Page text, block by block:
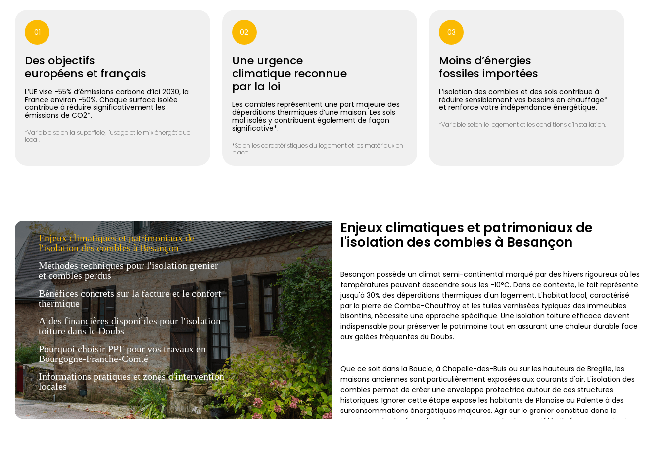
01
Des objectifs
européens et français
L’UE vise -55% d’émissions carbone d’ici 2030, la
France environ -50%. Chaque surface isolée
contribue à réduire significativement les
émissions de CO2*.
*Variable selon la superficie, l’usage et le mix énergétique
local.
02
Une urgence
climatique reconnue
par la loi
Les combles représentent une part majeure des
déperditions thermiques d’une maison. Les sols
mal isolés y contribuent également de façon
significative*.
*Selon les caractéristiques du logement et les matériaux en
place.
03
Moins d’énergies
fossiles importées
L’isolation des combles et des sols contribue à
réduire sensiblement vos besoins en chauffage*
et renforce votre indépendance énergétique.
*Variable selon le logement et les conditions d’installation.
Enjeux climatiques et patrimoniaux de
l'isolation des combles à Besançon
Méthodes techniques pour l'isolation grenier
et combles perdus
Bénéfices concrets sur la facture et le confort
thermique
Aides financières disponibles pour l'isolation
toiture dans le Doubs
Pourquoi choisir PPF pour vos travaux en
Bourgogne-Franche-Comté
Informations pratiques et zones d'intervention
locales
Enjeux climatiques et patrimoniaux de
l'isolation des combles à Besançon
Besançon possède un climat semi-continental marqué par des hivers rigoureux où les
températures peuvent descendre sous les -10°C. Dans ce contexte, le toit représente
jusqu'à 30% des déperditions thermiques d'un logement. L'habitat local, caractérisé
par la pierre de Combe-Chauffroy et les tuiles vernissées typiques des immeubles
bisontins, nécessite une approche spécifique. Une isolation toiture efficace devient
indispensable pour préserver le patrimoine tout en assurant une chaleur durable face
aux gelées fréquentes du Doubs.
Que ce soit dans la Boucle, à Chapelle-des-Buis ou sur les hauteurs de Bregille, les
maisons anciennes sont particulièrement exposées aux courants d'air. L'isolation des
combles permet de créer une enveloppe protectrice autour de ces structures
historiques. Ignorer cette étape expose les habitants de Planoise ou Palente à des
surconsommations énergétiques majeures. Agir sur le grenier constitue donc le
premier geste de rénovation à envisager pour toute propriété située en zone sismique